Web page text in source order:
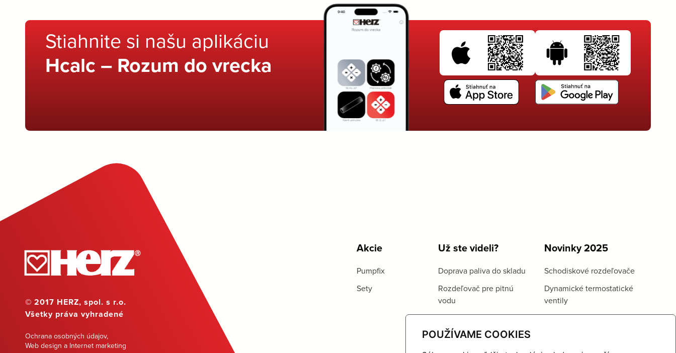
POUŽÍVAME COOKIES
Stiahnite si našu aplikáciu
Hcalc – Rozum do vrecka
© 2017 HERZ, spol. s r.o.
Všetky práva vyhradené
Ochrana osobných údajov,
Web design a Internet marketing
Akcie
Pumpfix
Sety
Už ste videli?
Doprava paliva do skladu
Rozdeľovač pre pitnú
vodu
Novinky 2025
Schodiskové rozdeľovače
Dynamické termostatické
ventily